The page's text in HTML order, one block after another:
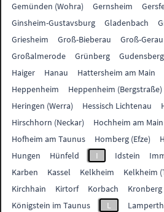
Gemünden (Wohra)
Gernsheim
Ginsheim-Gustavsburg
Gladenbach
Griesheim
Groß-Bieberau Groß-Gerau
Großalmerode
Grünberg Gudensberg
Haiger
Hanau Hattersheim am Main
Heppenheim
Heppenheim (Bergstraße)
Heringen (Werra)
Hessisch Lichtenau
Hirschhorn (Neckar)
Hochheim am Main
Hofheim am Taunus
Homberg (Efze)
Hungen
Hünfeld I Idstein
Karben
Kassel Kelkheim Kelkheim
Kirchhain
Kirtorf Korbach
Königstein im Taunus
L